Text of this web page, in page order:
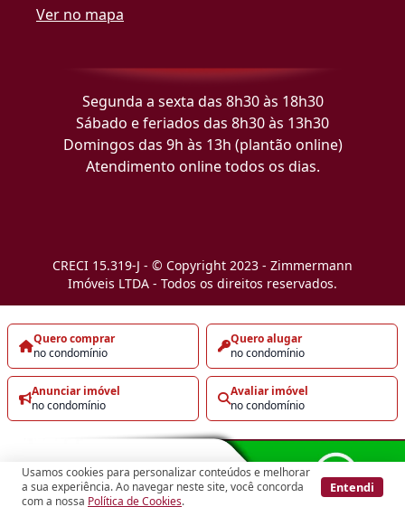
Usamos cookies para personalizar conteúdos e melhorar
a sua experiência. Ao navegar neste site, você concorda
com a nossa Política de Cookies.
Entendi
Quero comprar
no condomínio
Quero alugar
no condomínio
Anunciar imóvel
no condomínio
Avaliar imóvel
no condomínio
Ver no mapa
Segunda a sexta das 8h30 às 18h30
Sábado e feriados das 8h30 às 13h30
Domingos das 9h às 13h (plantão online)
Atendimento online todos os dias.
CRECI 15.319-J - © Copyright 2023 - Zimmermann
Imóveis LTDA - Todos os direitos reservados.